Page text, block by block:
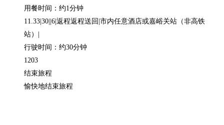
用餐时间：约1分钟
11.33|30||6|返程返程送回|市内任意酒店或嘉峪关站（非高铁
站）|
行驶时间：约30分钟
1203
结束旅程
愉快地结束旅程